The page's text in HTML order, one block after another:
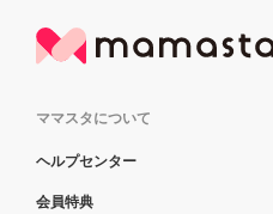
ママスタについて
ヘルプセンター
会員特典